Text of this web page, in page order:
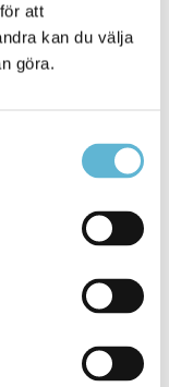
att
kan du välja
göra.